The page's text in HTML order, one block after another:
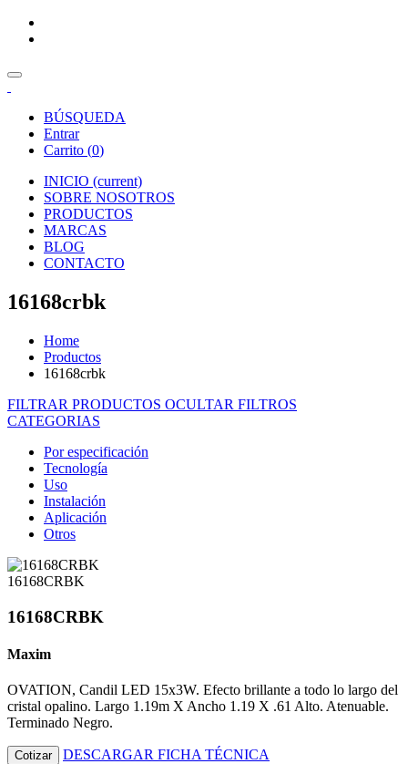
BÚSQUEDA
Entrar
Carrito (0)
INICIO (current)
SOBRE NOSOTROS
PRODUCTOS
MARCAS
BLOG
CONTACTO
16168crbk
Home
Productos
16168crbk
FILTRAR PRODUCTOS OCULTAR FILTROS
CATEGORIAS
Por especificación
Tecnología
Uso
Instalación
Aplicación
Otros
16168CRBK
16168CRBK
Maxim
OVATION, Candil LED 15x3W. Efecto brillante a todo lo largo del
cristal opalino. Largo 1.19m X Ancho 1.19 X .61 Alto. Atenuable.
Terminado Negro.
Cotizar DESCARGAR FICHA TÉCNICA